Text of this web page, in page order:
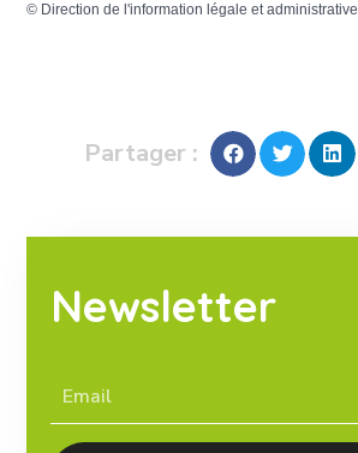
© Direction de l'information légale et administrative
Partager :
Newsletter